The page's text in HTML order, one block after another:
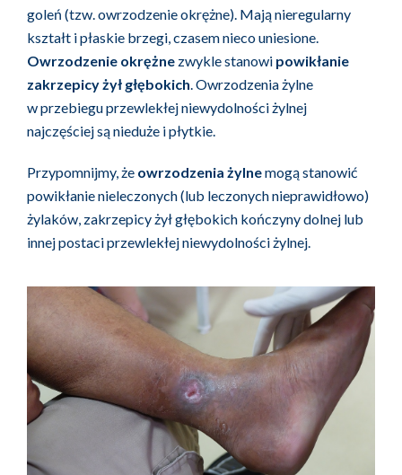
goleń (tzw. owrzodzenie okrężne). Mają nieregularny
kształt i płaskie brzegi, czasem nieco uniesione.
Owrzodzenie okrężne zwykle stanowi powikłanie
zakrzepicy żył głębokich . Owrzodzenia żylne
w przebiegu przewlekłej niewydolności żylnej
najczęściej są nieduże i płytkie.
Przypomnijmy, że owrzodzenia żylnemogą stanowić
powikłanie nieleczonych (lub leczonych nieprawidłowo)
żylaków, zakrzepicy żył głębokich kończyny dolnej lub
innej postaci przewlekłej niewydolności żylnej.